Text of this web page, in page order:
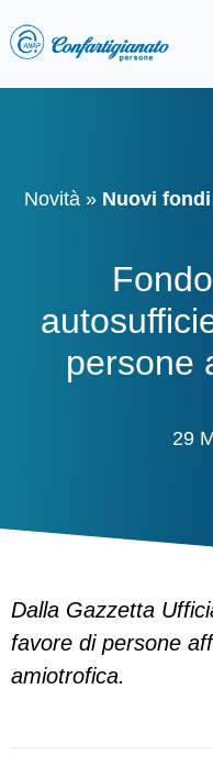
Novità » Nuovi
persone
29
Dalla Gazzetta
favore di persone
amiotrofica.